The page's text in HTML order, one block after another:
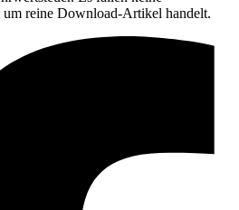
um reine Download-Artikel handelt.